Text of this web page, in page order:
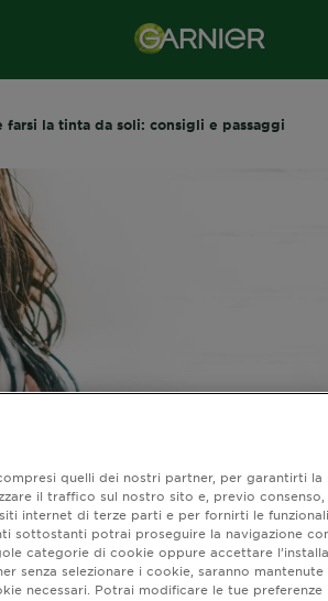
farsi la tinta da soli: consigli e passaggi
farsi la
e
agosto 29, 2025
quelli dei nostri partner, per garantirti la
il traffico sul nostro sito e, previo
internet di terze parti e per fornirti le
sottostanti potrai proseguire la navigazione
categorie di cookie oppure accettare
senza selezionare i cookie, saranno
necessari. Potrai modificare le tue